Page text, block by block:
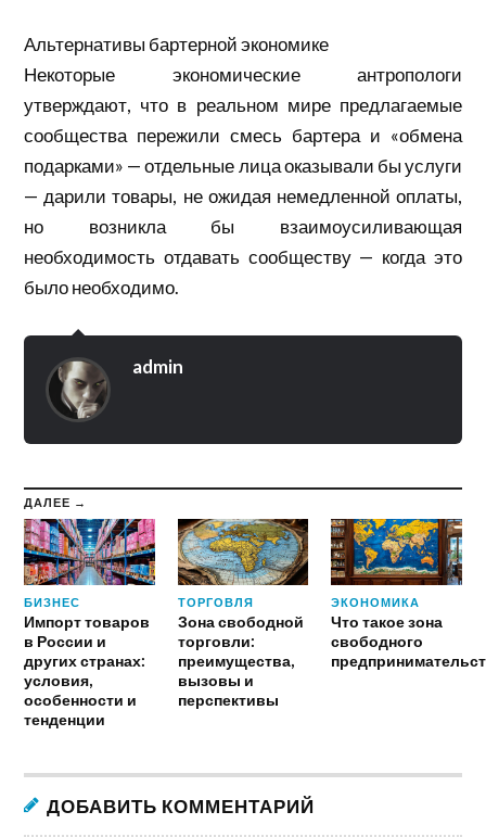
Альтернативы бартерной экономике
Некоторые экономические антропологи
утверждают, что в реальном мире предлагаемые
сообщества пережили смесь бартера и «обмена
подарками» — отдельные лица оказывали бы услуги
— дарили товары, не ожидая немедленной оплаты,
но возникла бы взаимоусиливающая
необходимость отдавать сообществу — когда это
было необходимо.
admin
ДАЛЕЕ →
БИЗНЕС
Импорт товаров
в России и
других странах:
условия,
особенности и
тенденции
ТОРГОВЛЯ
Зона свободной
торговли:
преимущества,
вызовы и
перспективы
ЭКОНОМИКА
Что такое зона
свободного
ДОБАВИТЬ КОММЕНТАРИЙ